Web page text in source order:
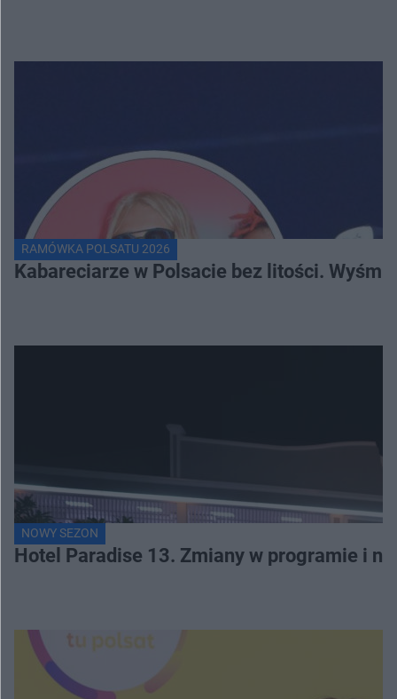
RAMÓWKA POLSATU 2026
Kabareciarze w Polsacie bez litości.
NOWY SEZON
Hotel Paradise 13. Zmiany w programie i